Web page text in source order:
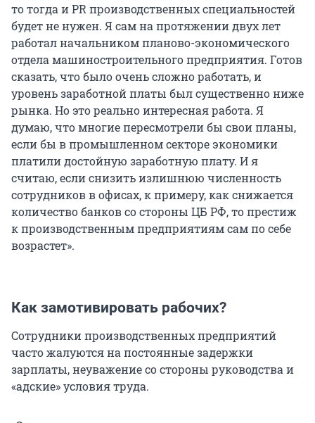
то тогда и PR производственных специальностей
будет не нужен. Я сам на протяжении двух лет
работал начальником планово-экономического
отдела машиностроительного предприятия. Готов
сказать, что было очень сложно работать, и
уровень заработной платы был существенно ниже
рынка. Но это реально интересная работа. Я
думаю, что многие пересмотрели бы свои планы,
если бы в промышленном секторе экономики
платили достойную заработную плату. И я
считаю, если снизить излишнюю численность
сотрудников в офисах, к примеру, как снижается
количество банков со стороны ЦБ РФ, то престиж
к производственным предприятиям сам по себе
возрастет».
Как замотивировать рабочих?
Сотрудники производственных предприятий
часто жалуются на постоянные задержки
зарплаты, неуважение со стороны руководства и
«адские» условия труда.